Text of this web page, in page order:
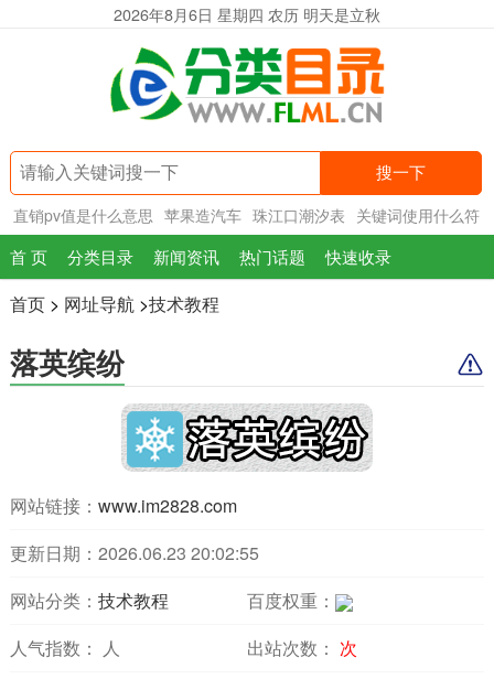
2026年8月6日 星期四 农历 明天是立秋
搜一下
直销pv值是什么意思 苹果造汽车 珠江口潮汐表 关键词使用什么符
首 页 分类目录 新闻资讯 热门话题 快速收录
首页> 网址导航>技术教程
落英缤纷
网站链接： www.im2828.com
更新日期：2026.06.23 20:02:55
网站分类： 技术教程
百度权重：
人气指数：
人 出站次数： 次